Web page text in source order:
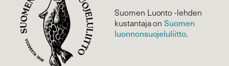
Suomen Luonto -lehden
kustantaja onSuomen
luonnonsuojelu­liitto.